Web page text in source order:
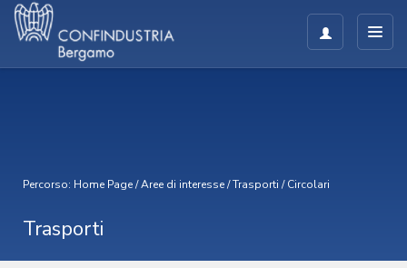
Percorso: Home Page/Aree di interesse/Trasporti /Circolari
Trasporti